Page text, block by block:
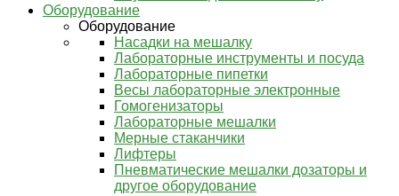
Оборудование
Оборудование
Насадки на мешалку
Лабораторные инструменты и посуда
Лабораторные пипетки
Весы лабораторные электронные
Гомогенизаторы
Лабораторные мешалки
Мерные стаканчики
Лифтеры
Пневматические мешалки дозаторы и
другое оборудование